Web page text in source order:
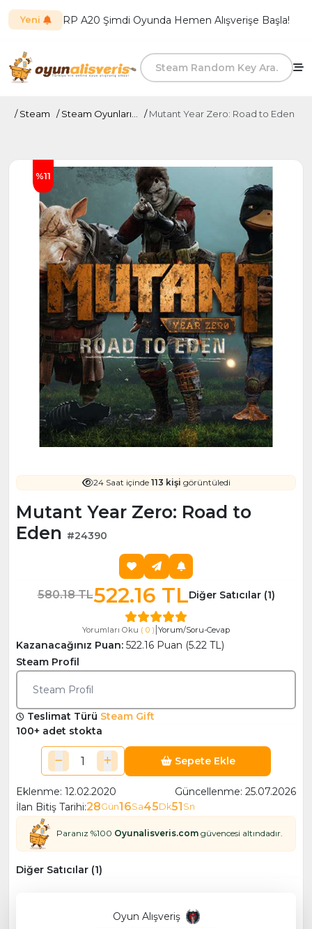
Yeni RP A20 Şimdi Oyunda Hemen Alışverişe Başla!
Steam Steam Oyunları... Mutant Year Zero: Road to Eden
%11
24 Saat içinde 113 kişi görüntüledi
Mutant Year Zero: Road to
Eden #24390
580.18 TL522.16 TLDiğer Satıcılar (1)
Yorumları Oku ( 0 ) |Yorum/Soru-Cevap
Kazanacağınız Puan: 522.16 Puan (5.22 TL)
Steam Profil
Steam Profil
Teslimat Türü Steam Gift
100+ adet stokta
Sepete Ekle
Eklenme: 12.02.2020
Güncellenme: 25.07.2026
İlan Bitiş Tarihi:28Gün16Sa45Dk51 Sn
Paranız %100 Oyunalisveris.comgüvencesi altındadır.
Diğer Satıcılar (1)
Oyun Alışveriş